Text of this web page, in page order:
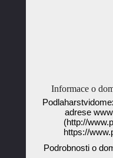
Informace o
adrese
(http://
https://
Podrobnosti o